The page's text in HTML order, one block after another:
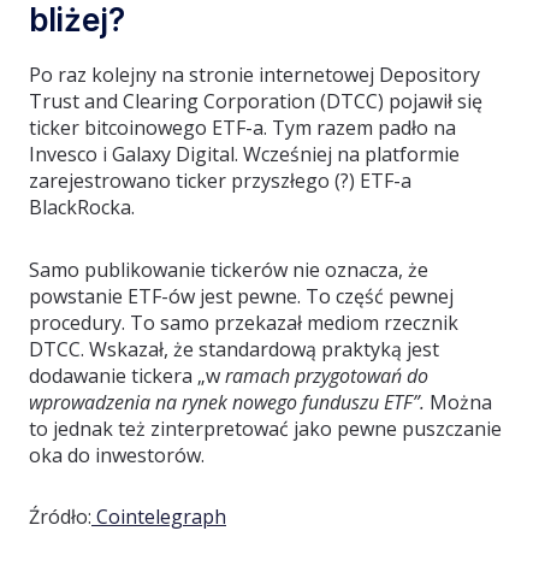
bliżej?
Po raz kolejny na stronie internetowej Depository
Trust and Clearing Corporation (DTCC) pojawił się
ticker bitcoinowego ETF-a. Tym razem padło na
Invesco i Galaxy Digital. Wcześniej na platformie
zarejestrowano ticker przyszłego (?) ETF-a
BlackRocka.
Samo publikowanie tickerów nie oznacza, że
powstanie ETF-ów jest pewne. To część pewnej
procedury. To samo przekazał mediom rzecznik
DTCC. Wskazał, że standardową praktyką jest
dodawanie tickera „wramach przygotowań do
wprowadzenia na rynek nowego funduszu ETF”. Można
to jednak też zinterpretować jako pewne puszczanie
oka do inwestorów.
Źródło: Cointelegraph